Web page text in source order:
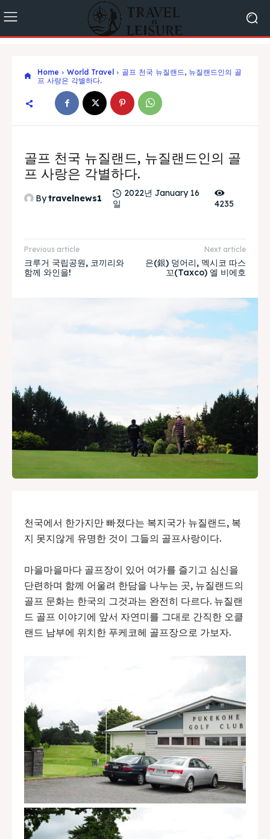
Home World Travel
골프 천국 뉴질랜드, 뉴질랜드인의 골
프 사랑은 각별하다.
골프 천국 뉴질랜드, 뉴질랜드인의 골
프 사랑은 각별하다.
Bytravelnews1
2022년 January 16
일
4235
Previous article
크루거 국립공원, 코끼리와
함께 와인을!
Next article
은(銀) 덩어리, 멕시코 따스
꼬(Taxco) 엘 비에호
천국에서 한가지만 빠졌다는 복지국가 뉴질랜드, 복
지 못지않게 유명한 것이 그들의 골프사랑이다.
마을마을마다 골프장이 있어 여가를 즐기고 심신을
단련하며 함께 어울려 한담을 나누는 곳, 뉴질랜드의
골프 문화는 한국의 그것과는 완전히 다르다. 뉴질랜
드 골프 이야기에 앞서 자연미를 그대로 간직한 오클
랜드 남부에 위치한 푸케코헤 골프장으로 가보자.